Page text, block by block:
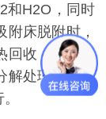
和H2O，同时
床脱附时，
回收，能量回
解处理。燃料